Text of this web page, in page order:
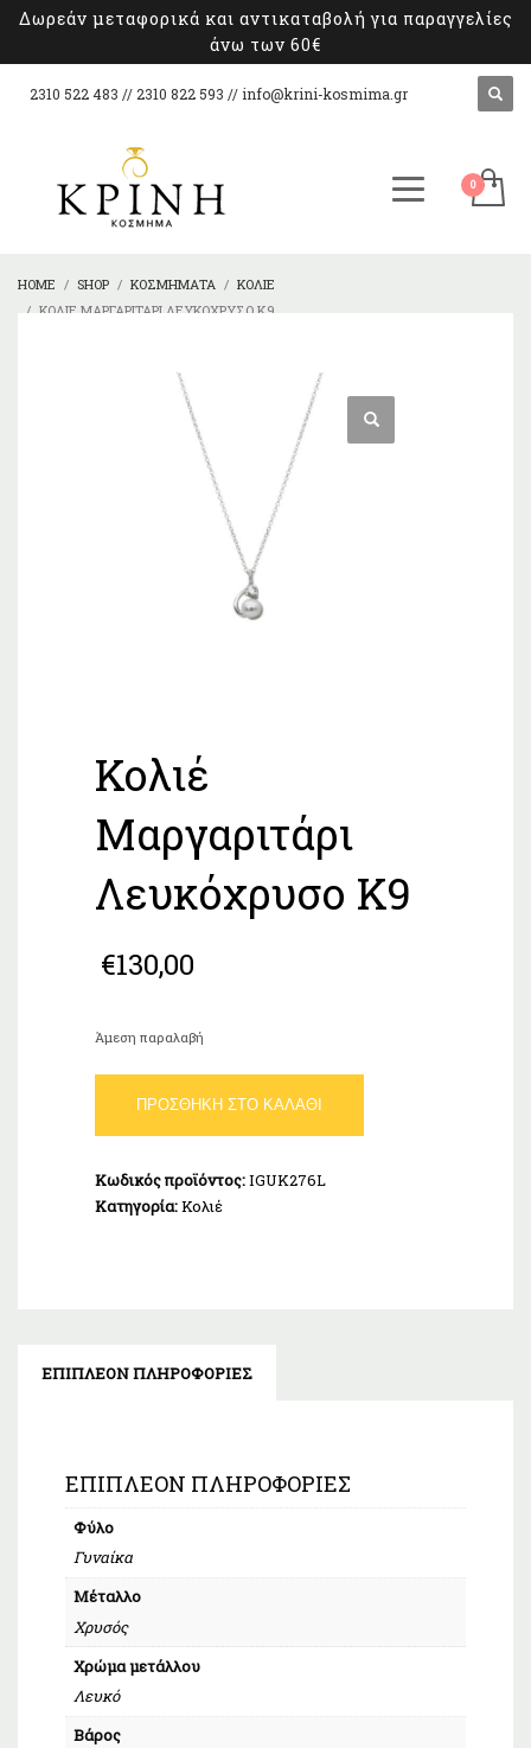
Δωρεάν μεταφορικά και αντικαταβολή για παραγγελίες
άνω των 60€
2310 522 483 // 2310 822 593 // info@krini-kosmima.gr
HOME SHOP ΚΟΣΜΉΜΑΤΑ
ΚΟΛΙΈ
ΚΟΛΙΈ ΜΑΡΓΑΡΙΤΆΡΙ ΛΕΥΚΌΧΡΥΣΟ Κ9
Κολιέ
Μαργαριτάρι
Λευκόχρυσο Κ9
€130,00
Άμεση παραλαβή
Μαργαριτάρι
Λευκόχρυσο
ποσότητα
ΠΡΟΣΘΉΚΗ ΣΤΟ ΚΑΛΆΘΙ
Κωδικός προϊόντος:IGUK276L
Κατηγορία:Κολιέ
ΕΠΙΠΛΈΟΝ ΠΛΗΡΟΦΟΡΊΕΣ
ΕΠΙΠΛΈΟΝ ΠΛΗΡΟΦΟΡΊΕΣ
Φύλο
Γυναίκα
Μέταλλο
Χρυσός
Χρώμα μετάλλου
Λευκό
Βάρος